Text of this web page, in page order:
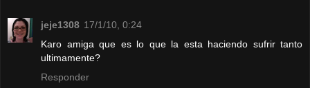
jeje1308 17/1/10, 0:24
Karo amiga que es lo que la esta haciendo sufrir tanto
ultimamente?
Responder